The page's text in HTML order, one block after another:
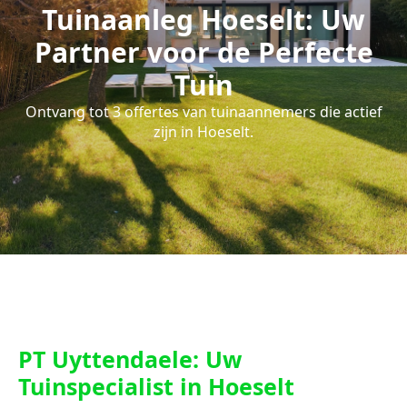
Tuinaanleg Hoeselt: Uw
Partner voor de Perfecte
Tuin
Ontvang tot 3 offertes van tuinaannemers die actief
zijn in Hoeselt.
PT Uyttendaele: Uw
Tuinspecialist in Hoeselt